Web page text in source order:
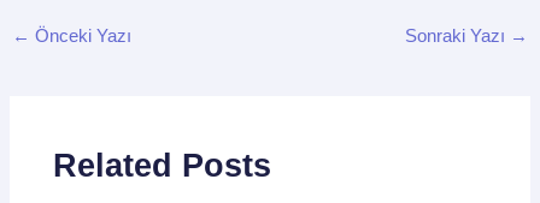
← Önceki Yazı Sonraki Yazı →
Related Posts